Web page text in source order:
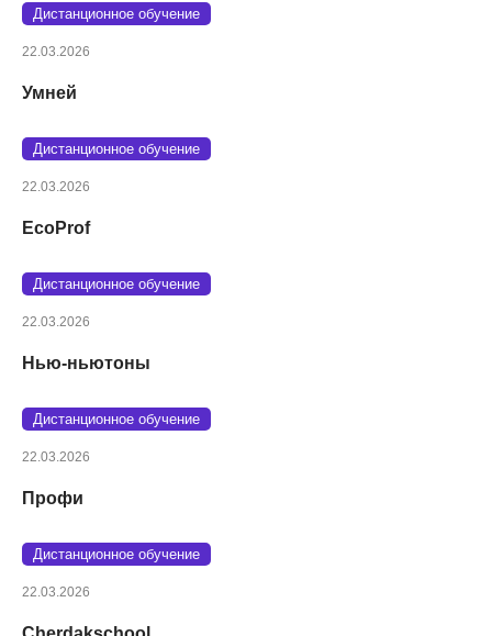
Дистанционное обучение
22.03.2026
Умней
Дистанционное обучение
22.03.2026
EcoProf
Дистанционное обучение
22.03.2026
Нью-ньютоны
Дистанционное обучение
22.03.2026
Профи
Дистанционное обучение
22.03.2026